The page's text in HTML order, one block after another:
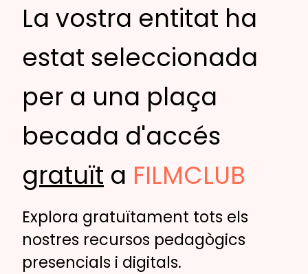
La vostra entitat ha
estat seleccionada
per a una plaça
becada d'accés
gratuït a FILMCLUB
Explora gratuïtament tots els
nostres recursos pedagògics
presencials i digitals.